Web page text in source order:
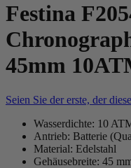
Festina
45mm
Seien Sie der erste, der
Wasserdichte: 10
Antrieb: Batterie
Material: Edelstahl
Gehäusebreite: 45